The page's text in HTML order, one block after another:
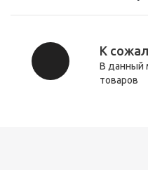
К
В данный
товаров